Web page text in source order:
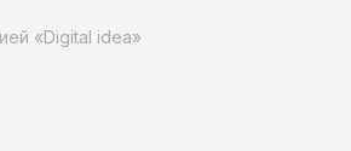
«Digital idea»